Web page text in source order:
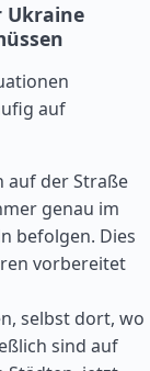
Ukraine
auf
auf der Straße
genau im
befolgen. Dies
vorbereitet
selbst dort, wo
sind auf